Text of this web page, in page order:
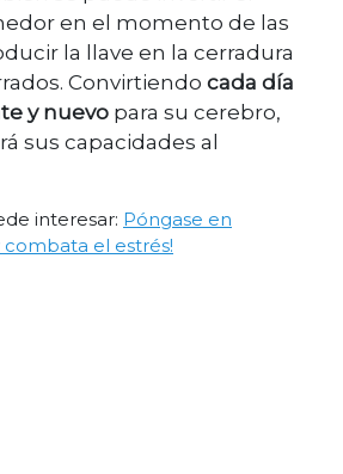
en el momento de las
la llave en la cerradura
Convirtiendo cada día
y nuevo para su cerebro,
sus capacidades al
interesar: Póngase en
combata el estrés!